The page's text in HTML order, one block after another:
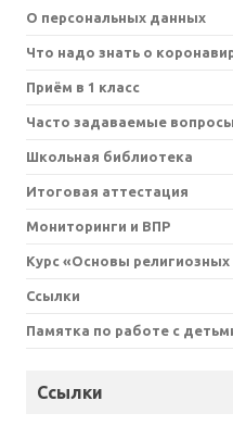
О персональных данных
Что надо знать о
Приём в 1 класс
Часто задаваемые вопросы
Школьная библиотека
Итоговая аттестация
Мониторинги и ВПР
Курс «Основы религиозных
Ссылки
Памятка по работе с
Ссылки